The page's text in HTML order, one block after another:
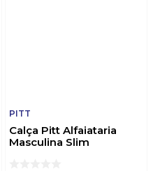
PITT
Calça Pitt Alfaiataria
Masculina Slim